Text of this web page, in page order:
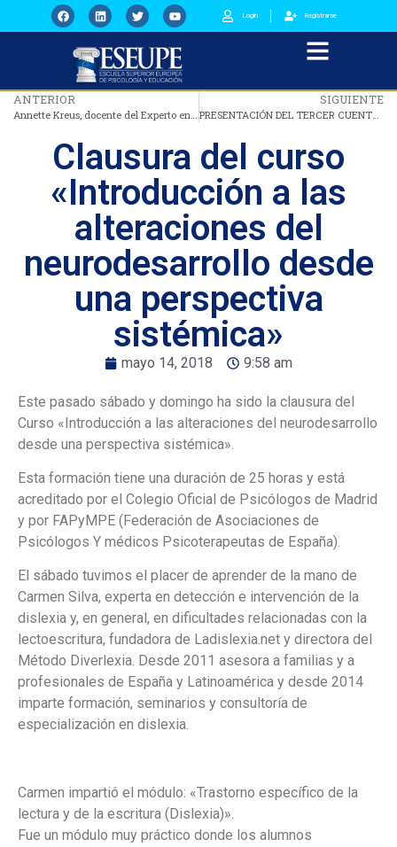
Login Registrarse
ANTERIOR SIGUIENTE
PRESENTACIÓN DEL TERCER CUENTO DE LA COLECCIÓN SENTICUENTOS: ¿De qué color son tus secretos?
Clausura del curso
«Introducción a las
alteraciones del
neurodesarrollo desde
una perspectiva
sistémica»
mayo 14, 2018 9:58 am
Este pasado sábado y domingo ha sido la clausura del
Curso «Introducción a las alteraciones del neurodesarrollo
desde una perspectiva sistémica».
Esta formación tiene una duración de 25 horas y está
acreditado por el Colegio Oficial de Psicólogos de Madrid
y por FAPyMPE (Federación de Asociaciones de
Psicólogos Y médicos Psicoterapeutas de España).
El sábado tuvimos el placer de aprender de la mano de
Carmen Silva, experta en detección e intervención de la
dislexia y, en general, en dificultades relacionadas con la
lectoescritura, fundadora de Ladislexia.net y directora del
Método Diverlexia. Desde 2011 asesora a familias y a
profesionales de España y Latinoamérica y desde 2014
imparte formación, seminarios y consultoría de
especialización en dislexia.
Carmen impartió el módulo: «Trastorno específico de la
lectura y de la escritura (Dislexia)».
Fue un módulo muy práctico donde los alumnos